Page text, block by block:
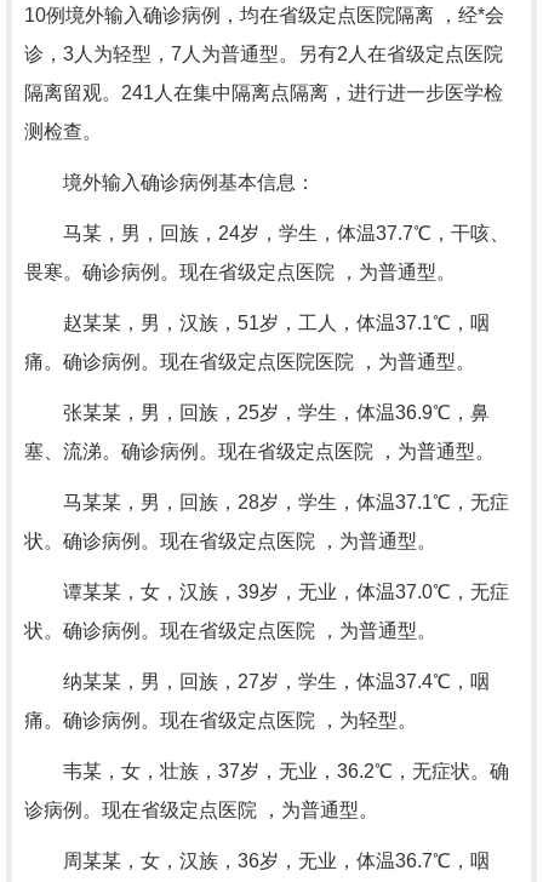
10例境外输入确诊病例，均在省级定点医院隔离 ，经*会
诊，3人为轻型，7人为普通型。另有2人在省级定点医院
隔离留观。241人在集中隔离点隔离，进行进一步医学检
测检查。
境外输入确诊病例基本信息：
马某，男，回族，24岁，学生，体温37.7℃，干咳、
畏寒。确诊病例。现在省级定点医院 ，为普通型。
赵某某，男，汉族，51岁，工人，体温37.1℃，咽
痛。确诊病例。现在省级定点医院医院 ，为普通型。
张某某，男，回族，25岁，学生，体温36.9℃，鼻
塞、流涕。确诊病例。现在省级定点医院 ，为普通型。
马某某，男，回族，28岁，学生，体温37.1℃，无症
状。确诊病例。现在省级定点医院 ，为普通型。
谭某某，女，汉族，39岁，无业，体温37.0℃，无症
状。确诊病例。现在省级定点医院 ，为普通型。
纳某某，男，回族，27岁，学生，体温37.4℃，咽
痛。确诊病例。现在省级定点医院 ，为轻型。
韦某，女，壮族，37岁，无业，36.2℃，无症状。确
诊病例。现在省级定点医院 ，为普通型。
周某某，女，汉族，36岁，无业，体温36.7℃，咽